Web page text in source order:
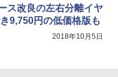
ス改良の左右分離イヤ
9,750円の低価格版も
2018年10月5日